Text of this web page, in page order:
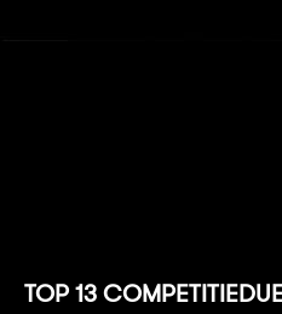
TOP 13